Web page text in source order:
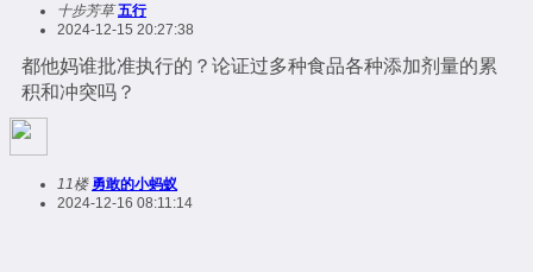
十步芳草 五行
2024-12-15 20:27:38
都他妈谁批准执行的？论证过多种食品各种添加剂量的累
积和冲突吗？
11楼 勇敢的小蚂蚁
2024-12-16 08:11:14